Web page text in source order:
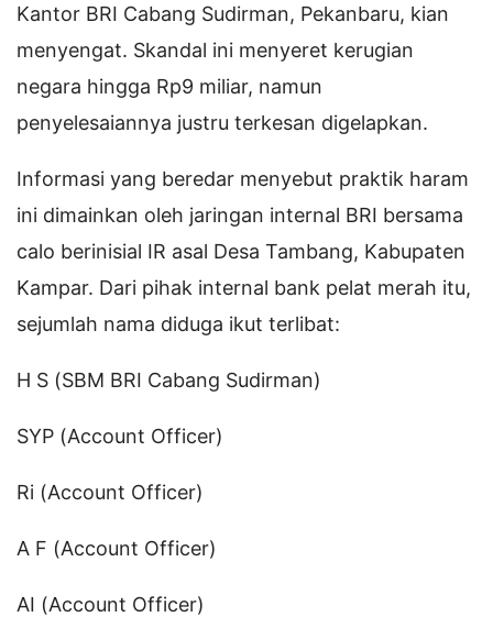
Kantor BRI Cabang Sudirman, Pekanbaru, kian
menyengat. Skandal ini menyeret kerugian
negara hingga Rp9 miliar, namun
penyelesaiannya justru terkesan digelapkan.
Informasi yang beredar menyebut praktik haram
ini dimainkan oleh jaringan internal BRI bersama
calo berinisial IR asal Desa Tambang, Kabupaten
Kampar. Dari pihak internal bank pelat merah itu,
sejumlah nama diduga ikut terlibat:
H S (SBM BRI Cabang Sudirman)
SYP (Account Officer)
Ri (Account Officer)
A F (Account Officer)
AI (Account Officer)